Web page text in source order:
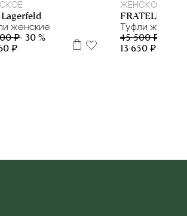
женские
₽- 30 %
₽
ЖЕНСКОЕ
FRATELLI
Туфли
45 500 ₽
13 650 ₽